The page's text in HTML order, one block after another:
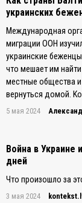
украинских
Международная
миграции ООН
украинские
что мешает им
местные общества и
вернуться домой.
5 мая 2024
Война в Украине
дней
Что произошло за
3 мая 2024